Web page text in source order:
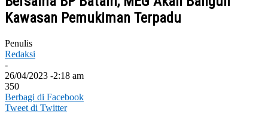
Kawasan Pemukiman Terpadu
Penulis
Redaksi
-
26/04/2023 -2:18 am
350
Berbagi di Facebook
Tweet di Twitter